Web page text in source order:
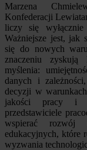
Marzena
Konfederacji
liczy się
Ważniejsze jest, jak
się do nowych
znaczeniu zyskują
myślenia:
danych i
decyzji w
jakości pracy i
przedstawiciele
wspierać rozwój
edukacyjnych, które
wyzwania